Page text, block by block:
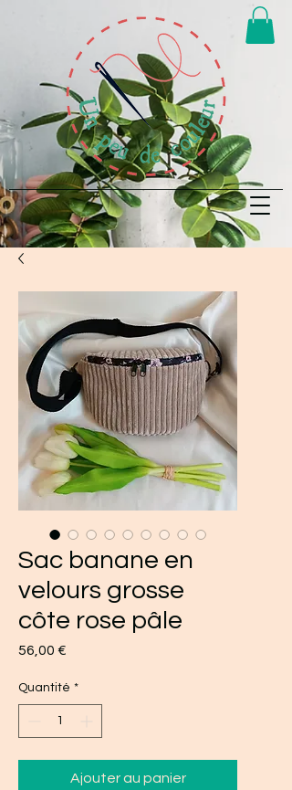
Sac banane en
velours grosse
côte rose pâle
56,00 €
Quantité *
Ajouter au panier